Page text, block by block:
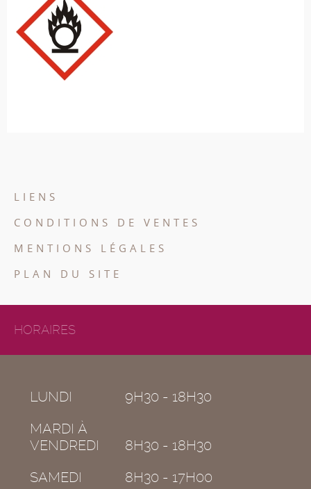
LIENS
CONDITIONS DE VENTES
MENTIONS LÉGALES
PLAN DU SITE
HORAIRES
LUNDI
9H30 - 18H30
MARDI À
VENDREDI
8H30 - 18H30
SAMEDI
8H30 - 17H00